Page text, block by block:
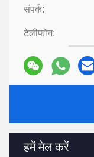
संपर्क:
टेलीफोन:
हमें मेल करें